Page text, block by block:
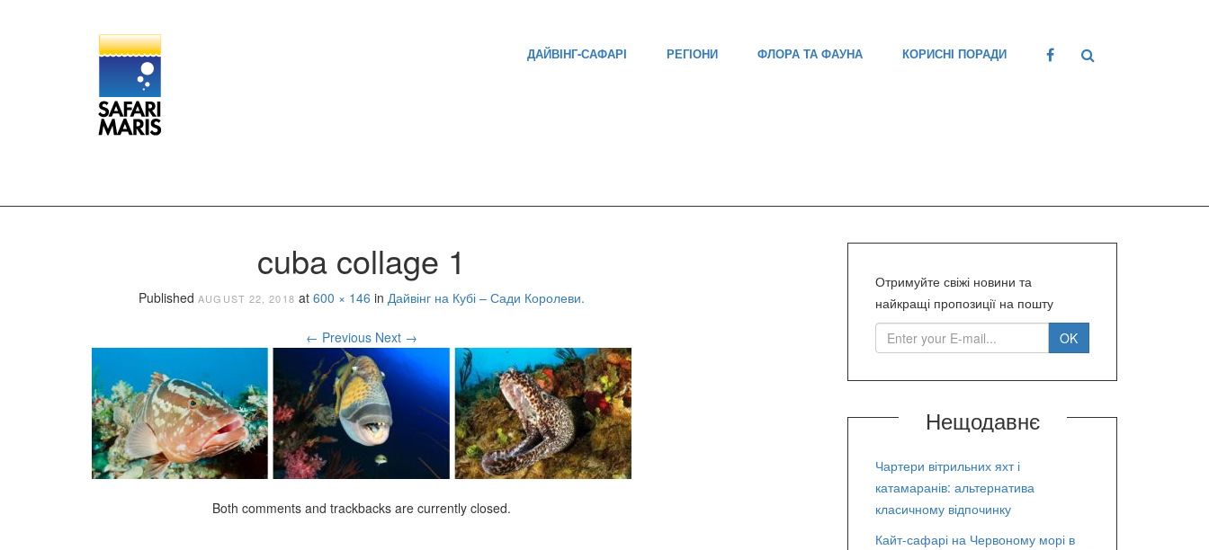
ДАЙВІНГ-САФАРІ РЕГІОНИ ФЛОРА ТА ФАУНА КОРИСНІ ПОРАДИ
cuba collage 1
PublishedAUGUST 22, 2018 at 600 × 146 in Дайвінг на Кубі – Сади Королеви.
← Previous Next →
Both comments and trackbacks are currently closed.
Отримуйте свіжі новини та
найкращі пропозиції на пошту
Нещодавнє
Чартери вітрильних яхт і
катамаранів: альтернатива
класичному відпочинку
Кайт-сафарі на Червоному морі в